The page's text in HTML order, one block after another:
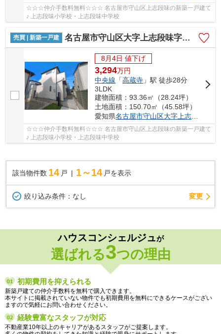
☆☆☆仲介手数料無料☆☆☆ 名古屋市守山区上志段味の新築一戸建て
♪ 上志段味小学校・上志段味中学校
売買 | 新築一戸建 名古屋市守山区大字上志段味字東谷2087-14【仲介手数料無料】新築一戸建て 13号棟
8月4日 値下げ
3,294万円
中央線 「高蔵寺 」駅 徒歩28分
3LDK
建物面積：93.36㎡（28.24坪）
土地面積：150.70㎡（45.58坪）
愛知県名古屋市守山区大字上志段味
☆☆☆仲介手数料無料☆☆☆ 名古屋市守山区上志段味の新築一戸建て
♪ 上志段味小学校・上志段味中学校
該当物件数 14 戸 1～14 戸を表示
絞り込み条件： なし 変更
ハウスコンシェルジュが
選ばれる3つの理由
初期費用を抑えられる
新築戸建ての仲介手数料を無料で購入できます。
本サイトに掲載されていない物件でも初期費用を無料にできるケースがござい
ますので気軽にお問い合わせください。
経験豊富なスタッフが対応
不動産業10年以上のキャリアがあるスタッフがご提案します。